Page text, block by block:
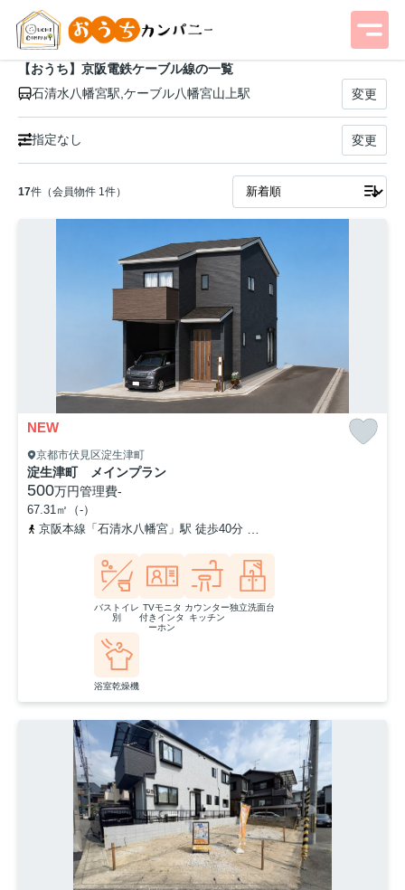
【おうち】京阪電鉄ケーブル線の一覧
石清水八幡宮駅,ケーブル八幡宮山上駅
変更
指定なし 変更
17件（会員物件 1件）
NEW
京都市伏見区淀生津町
淀生津町 メインプラン
500万円管理費-
67.31㎡（-）
京阪本線「石清水八幡宮」駅 徒歩40分
バストイレ
別
TVモニタ
付きインタ
ーホン
カウンター
キッチン
独立洗面台
浴室乾燥機